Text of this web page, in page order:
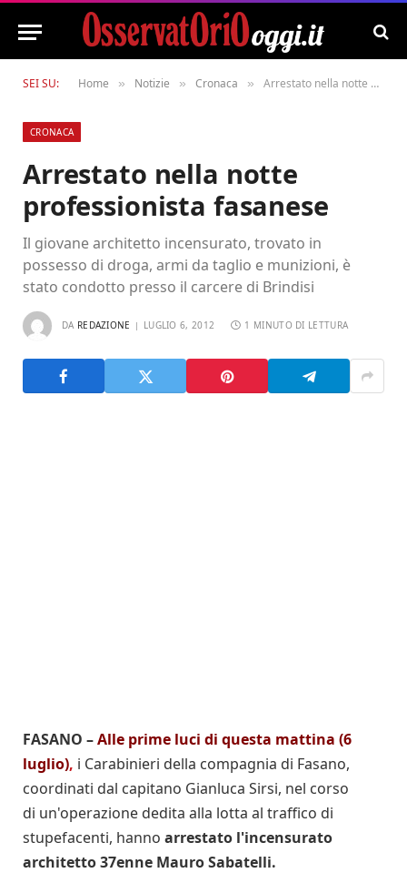
SEI SU: Home » Notizie » Cronaca » Arrestato nella notte professionista fasanese
CRONACA
Arrestato nella notte
professionista fasanese
Il giovane architetto incensurato, trovato in
possesso di droga, armi da taglio e munizioni, è
stato condotto presso il carcere di Brindisi
DA REDAZIONE LUGLIO 6, 2012 1 MINUTO DI LETTURA
FASANO –Alle prime luci di questa mattina (6
luglio), i Carabinieri della compagnia di Fasano,
coordinati dal capitano Gianluca Sirsi, nel corso
di un'operazione dedita alla lotta al traffico di
stupefacenti, hanno arrestato l'incensurato
architetto 37enne Mauro Sabatelli.